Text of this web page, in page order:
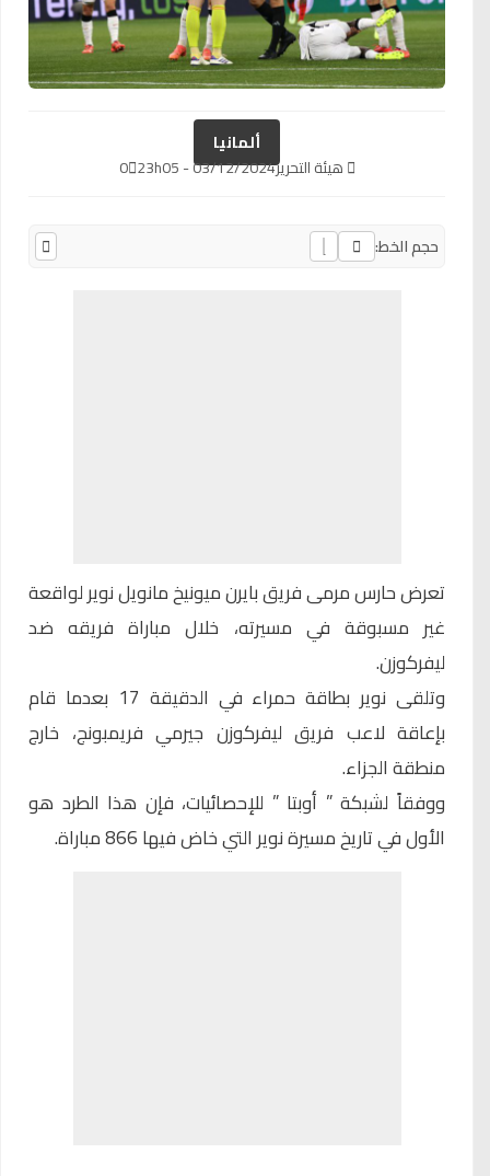
ألمانيا
هيئة التحرير03/12/2024 - 23h05
0
حجم الخط:
تعرض حارس مرمى فريق بايرن ميونيخ مانويل نوير لواقعة
غير مسبوقة في مسيرته، خلال مباراة فريقه ضد
ليفركوزن.
وتلقى نوير بطاقة حمراء في الدقيقة 17 بعدما قام
بإعاقة لاعب فريق ليفركوزن جيرمي فريمبونج، خارج
منطقة الجزاء.
ووفقاً لشبكة ” أوبتا ” للإحصائيات، فإن هذا الطرد هو
الأول في تاريخ مسيرة نوير التي خاض فيها 866 مباراة.